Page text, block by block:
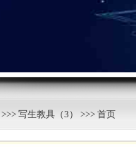
>>> 写生教具（3） >>> 首页